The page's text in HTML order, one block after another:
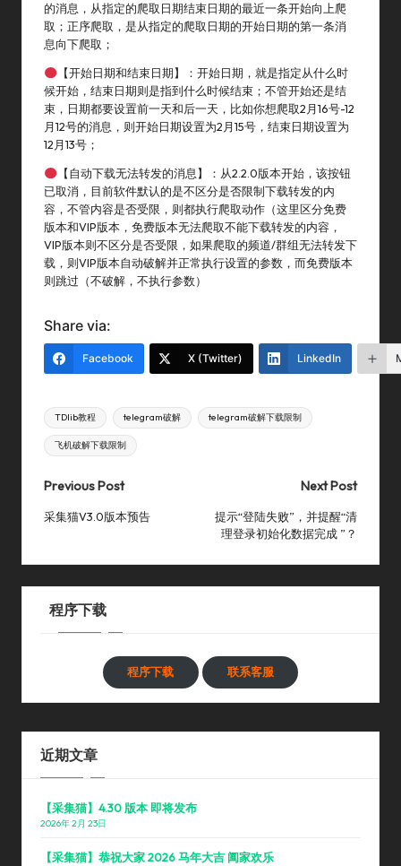
的消息，从指定的爬取日期结束日期的最近一条开始向上爬
取；正序爬取，是从指定的爬取日期的开始日期的第一条消
息向下爬取；
【开始日期和结束日期】：开始日期，就是指定从什么时
候开始，结束日期则是指到什么时候结束；不管开始还是结
束，日期都要设置前一天和后一天，比如你想爬取2月16号-12
月12号的消息，则开始日期设置为2月15号，结束日期设置为
12月13号；
【自动下载无法转发的消息】：从2.2.0版本开始，该按钮
已取消，目前软件默认的是不区分是否限制下载转发的内
容，不管内容是否受限，则都执行爬取动作（这里区分免费
版本和VIP版本，免费版本无法爬取不能下载转发的内容，
VIP版本则不区分是否受限，如果爬取的频道/群组无法转发下
载，则VIP版本自动破解并正常执行设置的参数，而免费版本
则跳过（不破解，不执行参数）
Share via:
Facebook X (Twitter) LinkedIn
Tags:
TDlib教程 telegram破解 telegram破解下载限制
飞机破解下载限制
Post
navigation
Previous Post
采集猫V3.0版本预告
Next Post
提示“登陆失败”，并提醒“清
理登录初始化数据完成 ”？
程序下载
程序下载 联系客服
近期文章
【采集猫】4.30 版本 即将发布
2026年 2月 23日
【采集猫】恭祝大家 2026 马年大吉 阖家欢乐